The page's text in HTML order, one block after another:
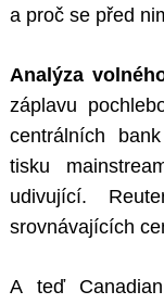
a proč se před
Analýza
záplavu
centrálních
tisku
udivující.
srovnávajících
A teď